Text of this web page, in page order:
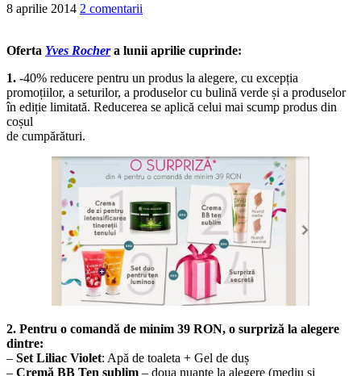
8 aprilie 2014 2 comentarii
Oferta Yves Rochera lunii aprilie cuprinde:
1. -40% reducere pentru un produs la alegere, cu excepția
promoțiilor, a seturilor, a produselor cu bulină verde și a produselor
în ediție limitată. Reducerea se aplică celui mai scump produs din
coșul
de cumpărături.
2. Pentru o comandă de minim 39 RON, o surpriză la alegere
dintre:
– Set Liliac Violet: Apă de toaleta + Gel de duș
– Cremă BB Ten sublim – doua nuante la alegere (mediu si